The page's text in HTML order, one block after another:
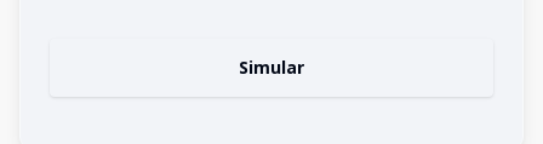
Simular